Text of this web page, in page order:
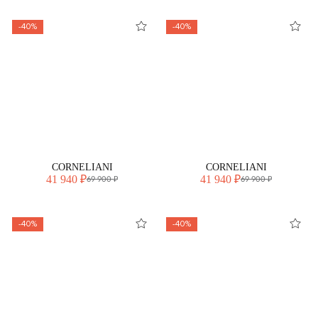
-40%
CORNELIANI
41 940 ₽69 900 ₽
-40%
CORNELIANI
41 940 ₽69 900 ₽
-40% -40%